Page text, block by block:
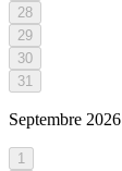
28
29
30
31
Septembre 2026
1